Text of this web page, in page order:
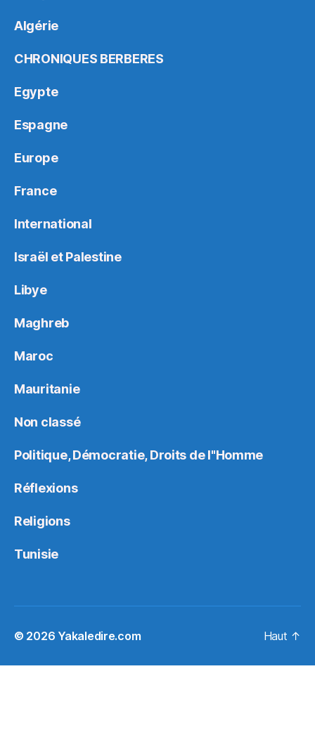
Algérie
CHRONIQUES BERBERES
Egypte
Espagne
Europe
France
International
Israël et Palestine
Libye
Maghreb
Maroc
Mauritanie
Non classé
Politique, Démocratie, Droits de l"Homme
Réflexions
Religions
Tunisie
© 2026 Yakaledire.com Haut ↑